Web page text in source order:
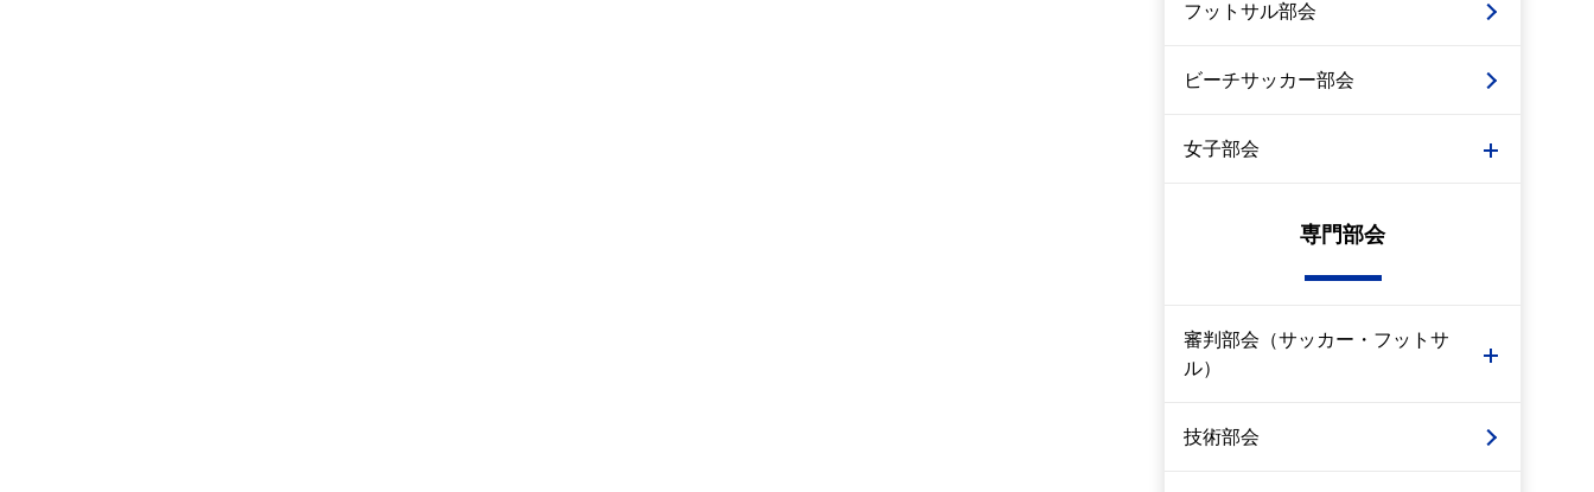
フットサル部会
ビーチサッカー部会
女子部会
専門部会
審判部会（サッカー・フットサ
ル）
技術部会